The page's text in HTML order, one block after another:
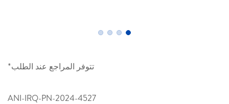
تتوفر المراجع عند الطلب*
ANI-IRQ-PN-2024-4527